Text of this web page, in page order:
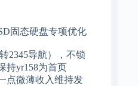
态硬盘专项优化
2345导航），不锁
持yr158为首页
点微薄收入维持发